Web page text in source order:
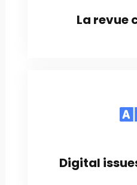
La revue
Digital